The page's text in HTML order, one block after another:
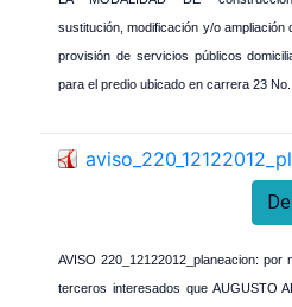
sustitución, modificación y/o
provisión de servicios públicos
para el predio ubicado en carrera 23
AVISO 220_12122012_planeacion:
terceros interesados que AUGUSTO